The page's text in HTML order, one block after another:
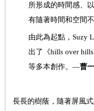
所形成的時間感、
有隨著時間和空間
由此為起點， Suzy
出了《hills over hills
等多本創作。 —曹
長長的樹蔭，隨著屏風